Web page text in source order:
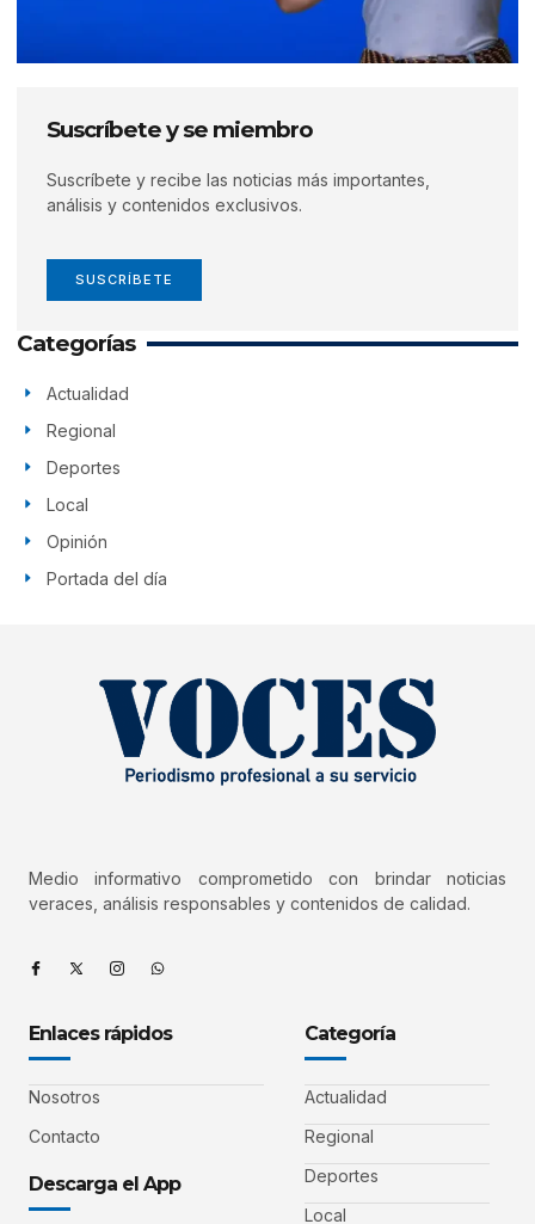
Suscríbete y se miembro
Suscríbete y recibe las noticias más importantes,
análisis y contenidos exclusivos.
SUSCRÍBETE
Categorías
Actualidad
Regional
Deportes
Local
Opinión
Portada del día
Medio informativo comprometido con brindar noticias
veraces, análisis responsables y contenidos de calidad.
Enlaces rápidos
Nosotros
Contacto
Descarga el App
Categoría
Actualidad
Regional
Deportes
Local